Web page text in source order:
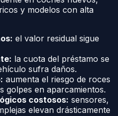
y modelos con alta
el valor residual sigue
la cuota del préstamo se
sufra daños.
aumenta el riesgo de roces
golpes en aparcamientos.
costosos: sensores,
elevan drásticamente